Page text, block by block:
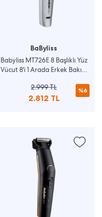
BaByliss
Babyliss MT726E 8 Başlıklı Yüz
Vücut 8'i 1 Arada Erkek Bakım
2.999 TL
2.812 TL
%6